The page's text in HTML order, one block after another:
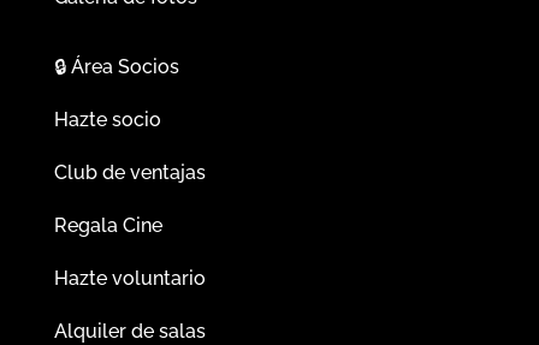
🔒Área Socios
Hazte socio
Club de ventajas
Regala Cine
Hazte voluntario
Alquiler de salas